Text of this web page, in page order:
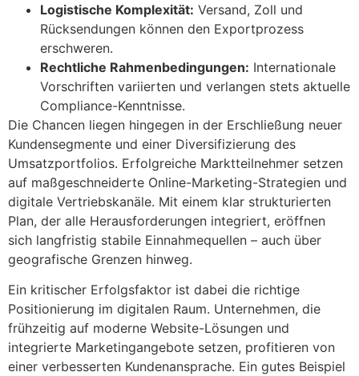
Logistische Komplexität: Versand, Zoll und
Rücksendungen können den Exportprozess
erschweren.
Rechtliche Rahmenbedingungen: Internationale
Vorschriften variierten und verlangen stets aktuelle
Compliance-Kenntnisse.
Die Chancen liegen hingegen in der Erschließung neuer
Kundensegmente und einer Diversifizierung des
Umsatzportfolios. Erfolgreiche Marktteilnehmer setzen
auf maßgeschneiderte Online-Marketing-Strategien und
digitale Vertriebskanäle. Mit einem klar strukturierten
Plan, der alle Herausforderungen integriert, eröffnen
sich langfristig stabile Einnahmequellen – auch über
geografische Grenzen hinweg.
Ein kritischer Erfolgsfaktor ist dabei die richtige
Positionierung im digitalen Raum. Unternehmen, die
frühzeitig auf moderne Website-Lösungen und
integrierte Marketingangebote setzen, profitieren von
einer verbesserten Kundenansprache. Ein gutes Beispiel